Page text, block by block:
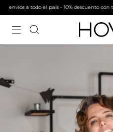
el país - 10% descuento con transferencia